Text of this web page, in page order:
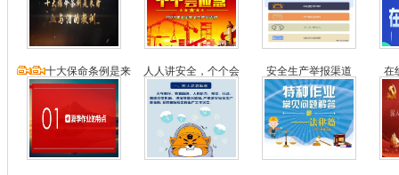
十大保命条例是来 人人讲安全，个个会 安全生产举报渠道 在